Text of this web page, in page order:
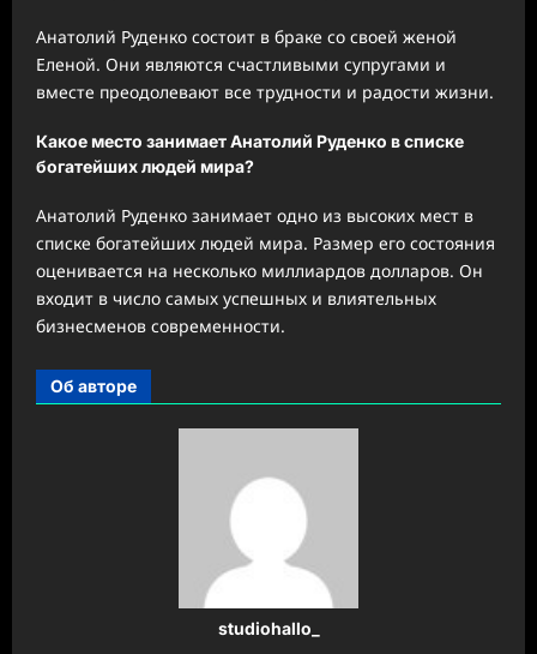
Анатолий Руденко состоит в браке со своей женой
Еленой. Они являются счастливыми супругами и
вместе преодолевают все трудности и радости жизни.
Какое место занимает Анатолий Руденко в списке
богатейших людей мира?
Анатолий Руденко занимает одно из высоких мест в
списке богатейших людей мира. Размер его состояния
оценивается на несколько миллиардов долларов. Он
входит в число самых успешных и влиятельных
бизнесменов современности.
Об авторе
studiohallo_